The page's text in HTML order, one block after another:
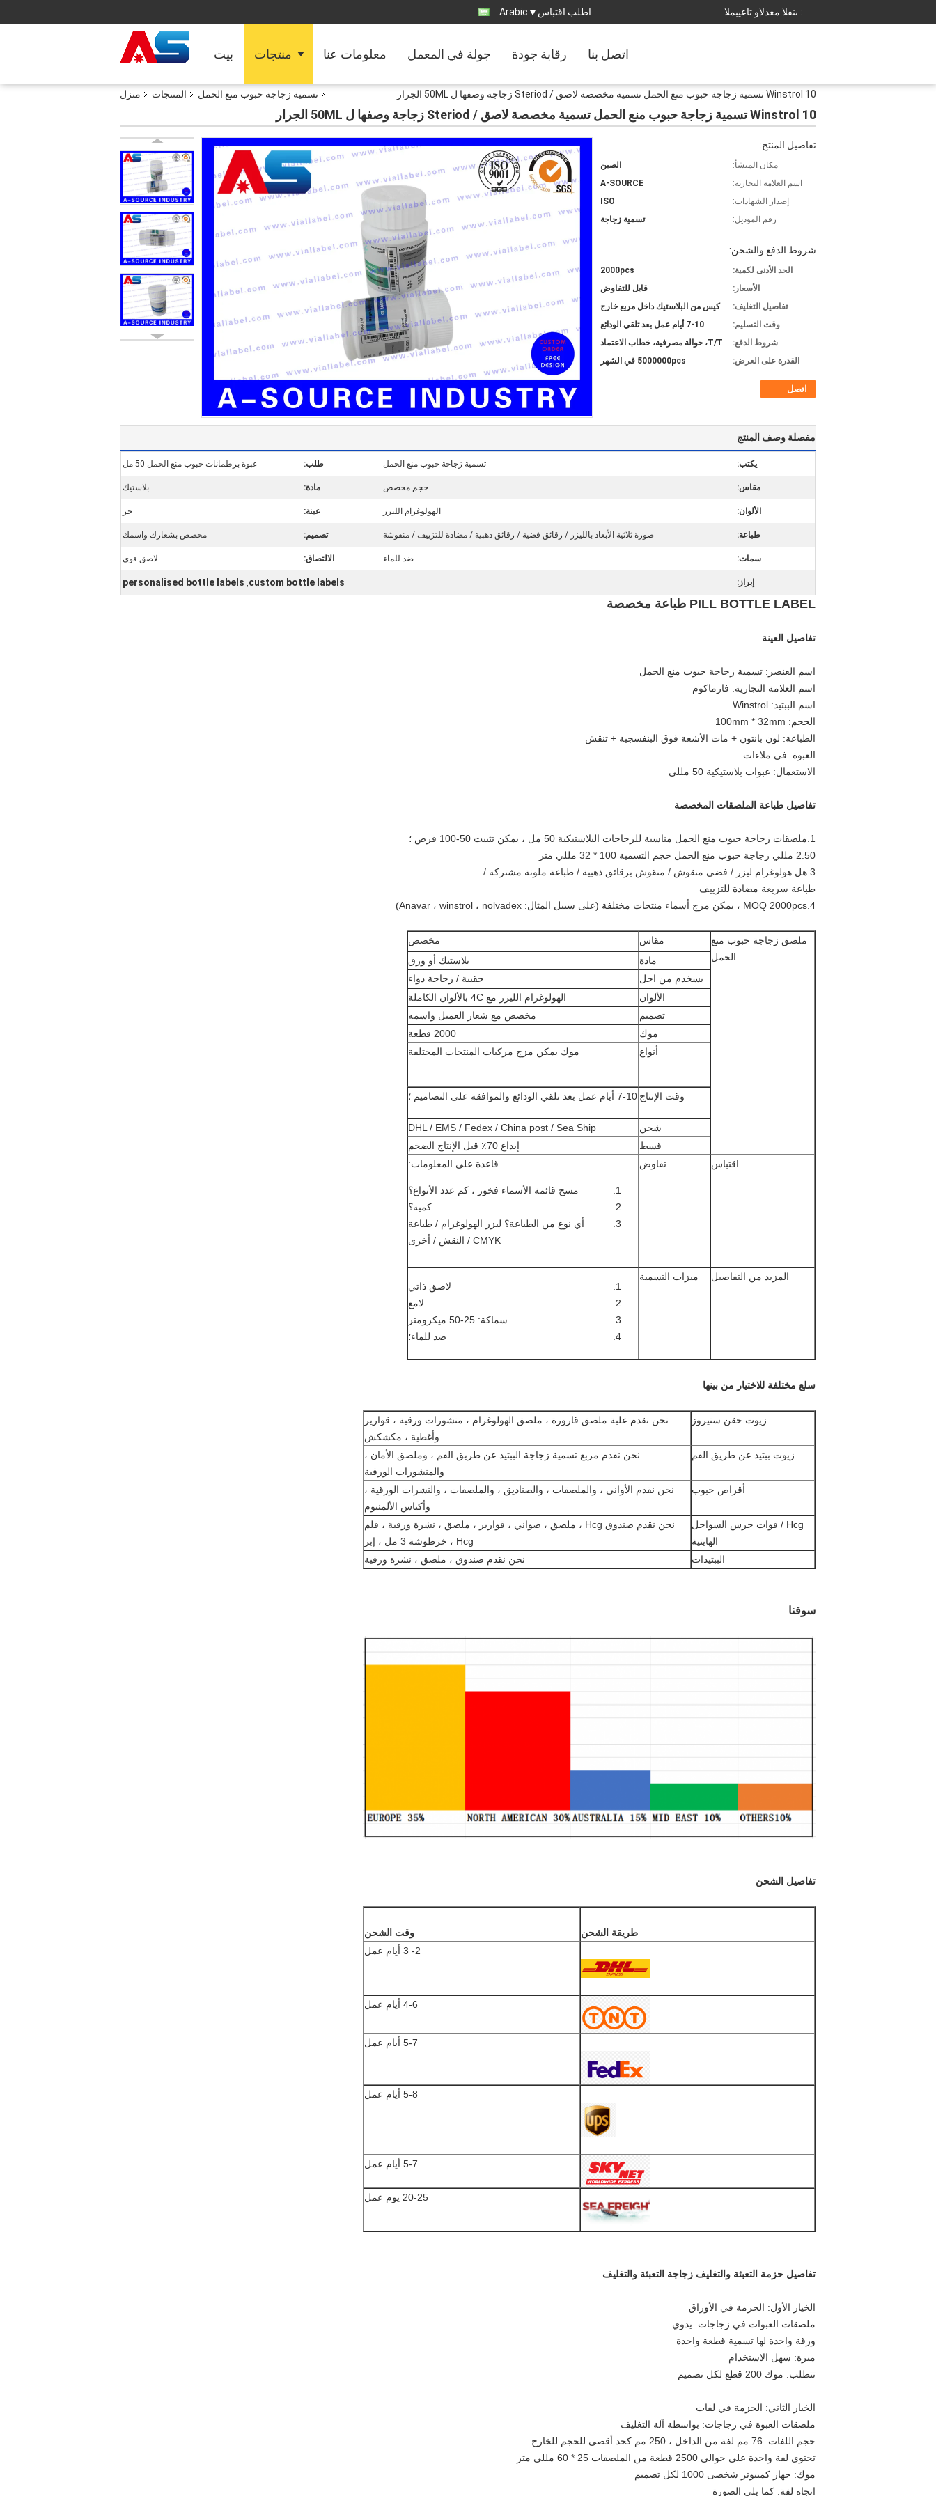
المبيعات والدعم الفنى : اطلب اقتباس Arabic
بيت منتجات معلومات عنا جولة في المعمل رقابة جودة اتصل بنا
منزل المنتجات تسمية زجاجة حبوب منع الحمل Winstrol 10 تسمية زجاجة حبوب منع الحمل تسمية مخصصة لاصق / Steriod زجاجة وصفها ل 50ML الجرار
Winstrol 10 تسمية زجاجة حبوب منع الحمل تسمية مخصصة لاصق / Steriod زجاجة وصفها ل 50ML الجرار
تفاصيل المنتج:
مكان المنشأ:
الصين
اسم العلامة التجارية:
A-SOURCE
إصدار الشهادات:
ISO
رقم الموديل:
تسمية زجاجة
شروط الدفع والشحن:
الحد الأدنى لكمية:
2000pcs
الأسعار:
قابل للتفاوض
تفاصيل التغليف:
كيس من البلاستيك داخل مربع خارج
وقت التسليم:
7-10 أيام عمل بعد تلقي الودائع
شروط الدفع:
T/T، حوالة مصرفية، خطاب الاعتماد
القدرة على العرض:
5000000pcs في الشهر
اتصل
مفصلة وصف المنتج
يكتب: تسمية زجاجة حبوب منع الحمل طلب: عبوة برطمانات حبوب منع الحمل 50 مل
مقاس: حجم مخصص مادة: بلاستيك
الألوان: الهولوغرام الليزر عينة: حر
طباعة: صورة ثلاثية الأبعاد بالليزر / رقائق فضية / رقائق ذهبية / مضادة للتزييف / منقوشة تصميم: مخصص بشعارك واسمك
سمات: ضد للماء الالتصاق: لاصق قوي
إبراز: custom bottle labels
,
personalised bottle labels
PILL BOTTLE LABEL طباعة مخصصة
تفاصيل العينة
اسم العنصر: تسمية زجاجة حبوب منع الحمل
اسم العلامة التجارية: فارماكوم
اسم الببتيد: Winstrol
الحجم: 100mm * 32mm
الطباعة: لون بانتون + مات الأشعة فوق البنفسجية + تنقش
العبوة: في ملاءات
الاستعمال: عبوات بلاستيكية 50 مللي
تفاصيل طباعة الملصقات المخصصة
1.ملصقات زجاجة حبوب منع الحمل مناسبة للزجاجات البلاستيكية 50 مل ، يمكن تثبيت 50-100 قرص ؛
2.50 مللي زجاجة حبوب منع الحمل حجم التسمية 100 * 32 مللي متر
3.هل هولوغرام ليزر / فضي منقوش / منقوش برقائق ذهبية / طباعة ملونة مشتركة /
طباعة سريعة مضادة للتزييف
4.MOQ 2000pcs ، يمكن مزج أسماء منتجات مختلفة (على سبيل المثال: Anavar ، winstrol ، nolvadex)
ملصق زجاجة حبوب منع
الحمل
مقاس
مخصص
مادة
بلاستيك أو ورق
يسخدم من اجل
حقيبة / زجاجة دواء
الألوان
الهولوغرام الليزر مع 4C بالألوان الكاملة
تصميم
مخصص مع شعار العميل واسمه
موك
2000 قطعة
أنواع
موك يمكن مزج مركبات المنتجات المختلفة
وقت الإنتاج 7-10 أيام عمل بعد تلقي الودائع والموافقة على التصاميم ؛
شحن
DHL / EMS / Fedex / China post / Sea Ship
قسط
إيداع 70٪ قبل الإنتاج الضخم
اقتباس
تفاوض قاعدة على المعلومات:
مسح قائمة الأسماء فخور ، كم عدد الأنواع؟
كمية؟
أي نوع من الطباعة؟ ليزر الهولوغرام / طباعة
CMYK / النقش / أخرى
المزيد من التفاصيل
ميزات التسمية
لاصق ذاتي
لامع
سماكة: 25-50 ميكرومتر
ضد للماء؛
سلع مختلفة للاختيار من بينها
زيوت حقن ستيروز
نحن نقدم علبة ملصق قارورة ، ملصق الهولوغرام ، منشورات ورقية ، قوارير
وأغطية ، مكشكش
زيوت ببتيد عن طريق الفم
نحن نقدم مربع تسمية زجاجة الببتيد عن طريق الفم ، وملصق الأمان ،
والمنشورات الورقية
أقراص حبوب
نحن نقدم الأواني ، والملصقات ، والصناديق ، والملصقات ، والنشرات الورقية ،
وأكياس الألمنيوم
Hcg / قوات حرس السواحل
الهايتية
نحن نقدم صندوق Hcg ، ملصق ، صواني ، قوارير ، ملصق ، نشرة ورقية ، قلم
Hcg ، خرطوشة 3 مل ، إبر
الببتيدات
نحن نقدم صندوق ، ملصق ، نشرة ورقية
سوقنا
تفاصيل الشحن
طريقة الشحن
وقت الشحن
2- 3 أيام عمل
4-6 أيام عمل
5-7 أيام عمل
5-8 أيام عمل
5-7 أيام عمل
20-25 يوم عمل
تفاصيل حزمة التعبئة والتغليف زجاجة التعبئة والتغليف
الخيار الأول: الحزمة في الأوراق
ملصقات العبوات في زجاجات: يدوي
ورقة واحدة لها تسمية قطعة واحدة
ميزة: سهل الاستخدام
تتطلب: موك 200 قطع لكل تصميم
الخيار الثاني: الحزمة في لفات
ملصقات العبوة في زجاجات: بواسطة آلة التغليف
حجم اللفات: 76 مم لفة من الداخل ، 250 مم كحد أقصى للحجم للخارج
تحتوي لفة واحدة على حوالي 2500 قطعة من الملصقات 25 * 60 مللي متر
موك: جهاز كمبيوتر شخصى 1000 لكل تصميم
اتجاه لفة: كما يلي الصورة